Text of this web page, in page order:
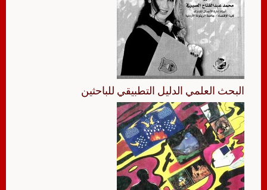
البحث العلمي الدليل التطبيقي للباحثين